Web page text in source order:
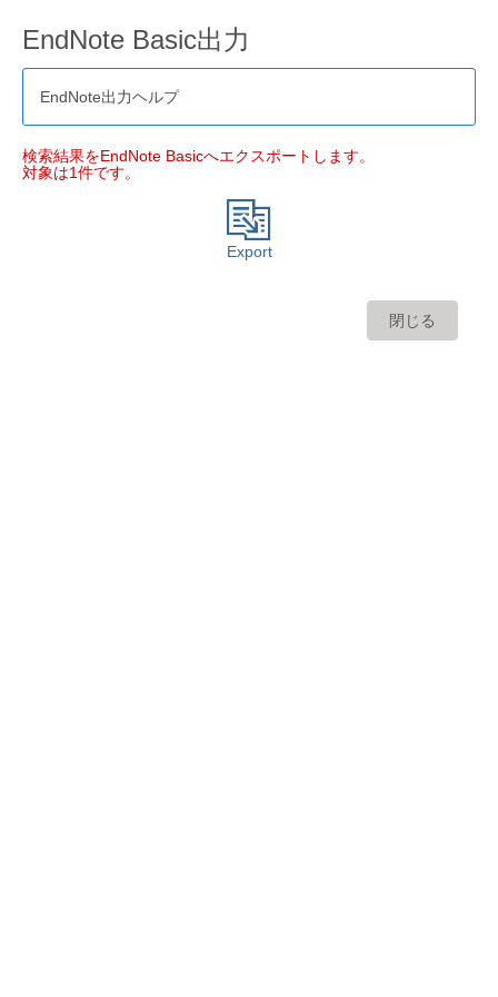
EndNote Basic出力
EndNote出力ヘルプ
検索結果をEndNote Basicへエクスポートします。
対象は1件です。
Export